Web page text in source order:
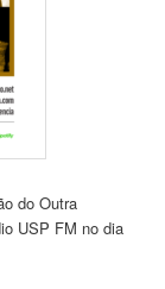
do Outra
USP FM no dia